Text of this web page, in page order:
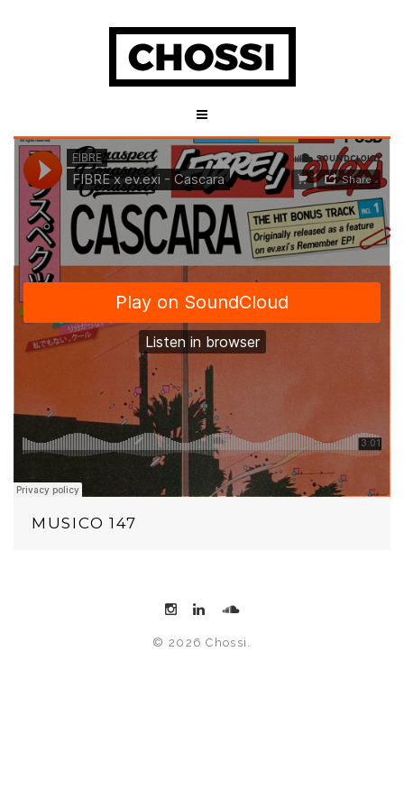
MUSICO 147
© 2026 Chossi.